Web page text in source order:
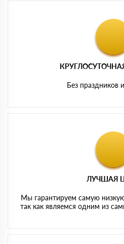
Без праздников
ЛУЧШАЯ
Мы гарантируем самую
так как являемся одним из